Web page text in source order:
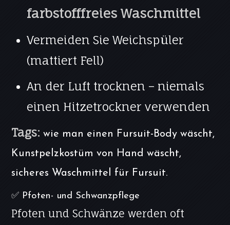
farbstofffreies Waschmittel
Vermeiden Sie Weichspüler
(mattiert Fell)
An der Luft trocknen – niemals
einen Hitzetrockner verwenden
Tags: wie man einen Fursuit-Body wäscht,
Kunstpelzkostüm von Hand wäscht,
sicheres Waschmittel für Fursuit.
✅ Pfoten- und Schwanzpflege
Pfoten und Schwänze werden oft